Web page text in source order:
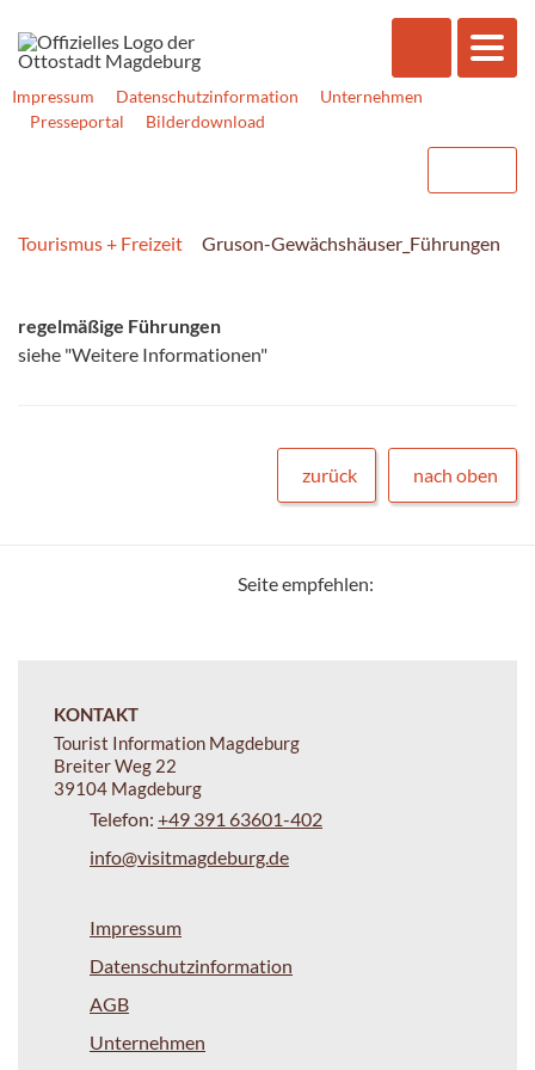
Impressum Datenschutzinformation
Unternehmen
Presseportal
Bilderdownload
Tourismus + Freizeit Gruson-Gewächshäuser_Führungen
regelmäßige Führungen
siehe "Weitere Informationen"
zurück nach oben
Seite empfehlen:
KONTAKT
Tourist Information Magdeburg
Breiter Weg 22
39104 Magdeburg
Telefon: +49 391 63601-402
info@visitmagdeburg.de
Impressum
Datenschutzinformation
AGB
Unternehmen